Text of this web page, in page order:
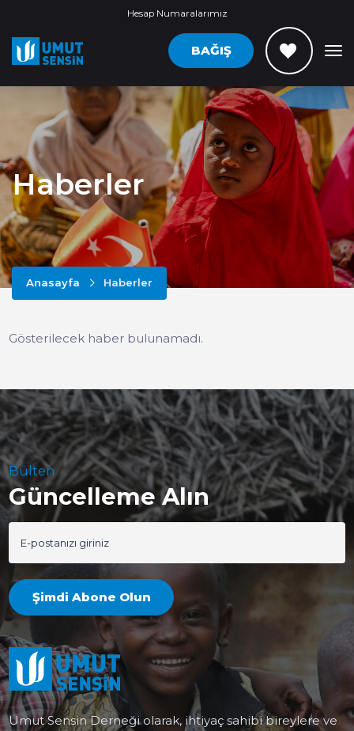
Hesap Numaralarımız
BAĞIŞ
Haberler
Anasayfa Haberler
Gösterilecek haber bulunamadı.
Bülten
Güncelleme Alın
Şimdi Abone Olun
Umut Sensin Derneği olarak, ihtiyaç sahibi bireylere ve